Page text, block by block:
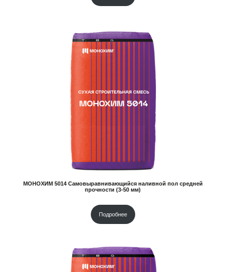
МОНОХИМ 5014 Самовыравнивающийся наливной пол средней
прочности (3-50 мм)
Подробнее